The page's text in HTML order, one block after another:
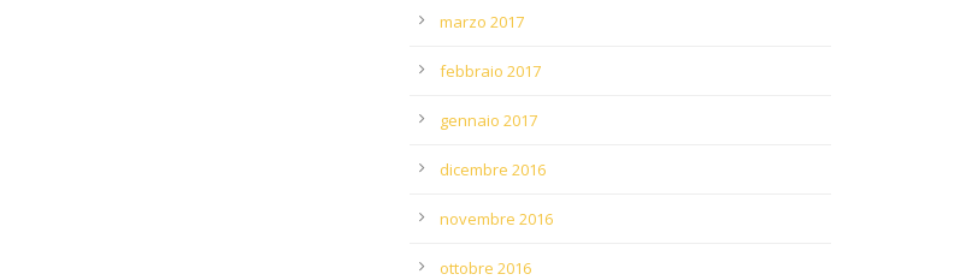
marzo 2017
febbraio 2017
gennaio 2017
dicembre 2016
novembre 2016
ottobre 2016